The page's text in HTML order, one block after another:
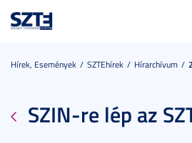
Hírek, Események SZTEhírek Hírarchívum
SZIN-re lép az